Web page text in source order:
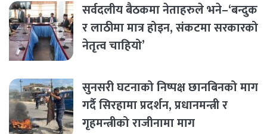
सर्वदलीय बैठकमा नेताहरुले भने–‘बन्दुक
र लाठीमा मात्र होइन, संकटमा सरकारको
नेतृत्व चाहियो’
सुनसरी घटनाको निष्पक्ष छानबिनको माग
गर्दै सिरहामा प्रदर्शन, प्रधानमन्त्री र
गृहमन्त्रीको राजीनामा माग